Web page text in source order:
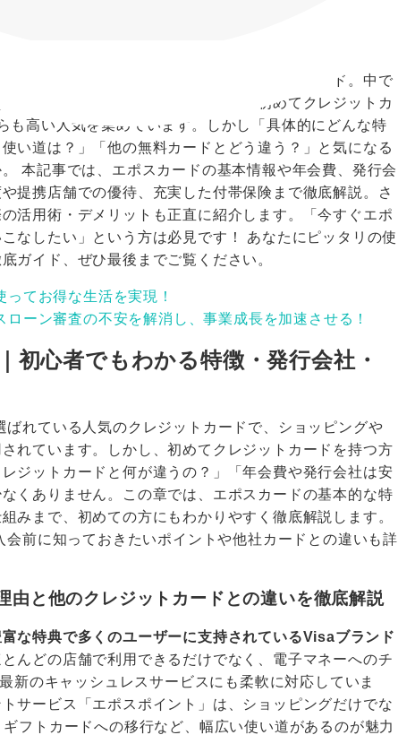
など、幅広いシーンで活躍するクレジットカード。中で
なのに豊富な特典・優待がそろい、初めてクレジットカ
も高い人気を集めています。しかし「具体的にどんな特
い道は？」「他の無料カードとどう違う？」と気になる
本記事では、エポスカードの基本情報や年会費、発行会
提携店舗での優待、充実した付帯保険まで徹底解説。さ
活用術・デメリットも正直に紹介します。「今すぐエポ
なしたい」という方は必見です！ あなたにピッタリの使
ガイド、ぜひ最後までご覧ください。
てお得な生活を実現！
ーン審査の不安を解消し、事業成長を加速させる！
初心者でもわかる特徴・発行会社・
れている人気のクレジットカードで、ショッピングや
れています。しかし、初めてクレジットカードを持つ方
ジットカードと何が違うの？」「年会費や発行会社は安
くありません。この章では、エポスカードの基本的な特
みまで、初めての方にもわかりやすく徹底解説します。
前に知っておきたいポイントや他社カードとの違いも詳
由と他のクレジットカードとの違いを徹底解説
な特典で多くのユーザーに支持されているVisaブランド
んどの店舗で利用できるだけでなく、電子マネーへのチ
新のキャッシュレスサービスにも柔軟に対応していま
サービス「エポスポイント」は、ショッピングだけでな
フトカードへの移行など、幅広い使い道があるのが魅力